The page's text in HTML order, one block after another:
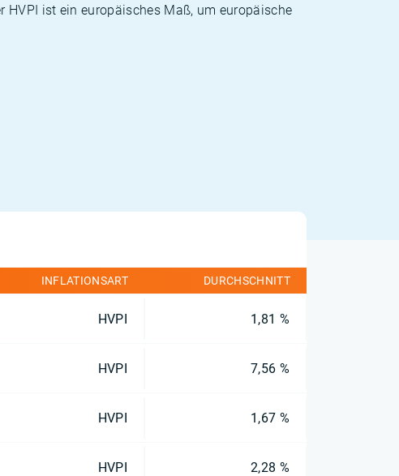
ist ein europäisches Maß, um europäische
INFLATIONSART DURCHSCHNITT
HVPI 1,81 %
HVPI 7,56 %
HVPI 1,67 %
HVPI 2,28 %